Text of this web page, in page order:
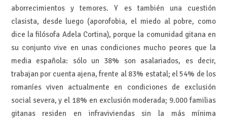
aborrecimientos y temores. Y es también una cuestión
clasista, desde luego (aporofobia, el miedo al pobre, como
dice la filósofa Adela Cortina), porque la comunidad gitana en
su conjunto vive en unas condiciones mucho peores que la
media española: sólo un 38% son asalariados, es decir,
trabajan por cuenta ajena, frente al 83% estatal; el 54% de los
romaníes viven actualmente en condiciones de exclusión
social severa, y el 18% en exclusión moderada; 9.000 familias
gitanas residen en infraviviendas sin la más mínima